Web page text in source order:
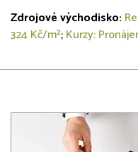
Zdrojové východisko:
324 Kč/m²;Kurzy: